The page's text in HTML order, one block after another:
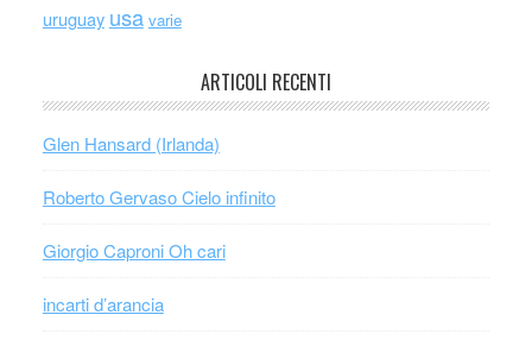
uruguay usa varie
ARTICOLI RECENTI
Glen Hansard (Irlanda)
Roberto Gervaso Cielo infinito
Giorgio Caproni Oh cari
incarti d’arancia